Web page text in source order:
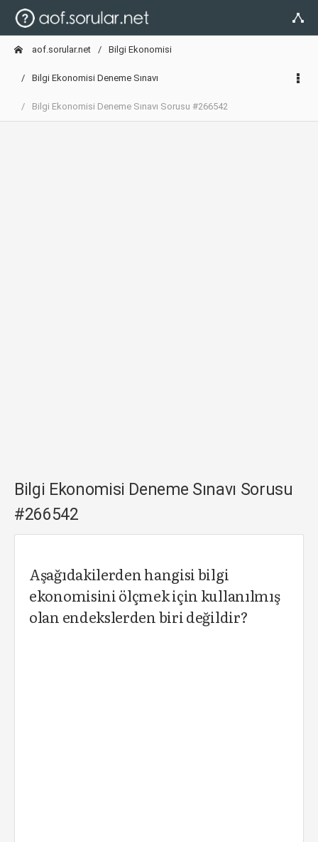
aof.sorular.net Bilgi Ekonomisi
Bilgi Ekonomisi Deneme Sınavı
Bilgi Ekonomisi Deneme Sınavı Sorusu #266542
Bilgi Ekonomisi Deneme Sınavı Sorusu
#266542
Aşağıdakilerden hangisi bilgi
ekonomisini ölçmek için kullanılmış
olan endekslerden biri değildir?